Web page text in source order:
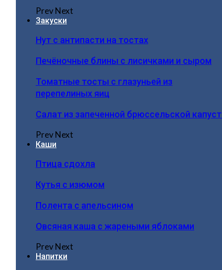
PrevNext
Закуски
Нут с антипасти на тостах
Печёночные блины с лисичками и сыром
Томатные тосты с глазуньей из
перепелиных яиц
Салат из запеченной брюссельской
PrevNext
Каши
Птица сдохла
Кутья с изюмом
Полента с апельсином
Овсяная каша с жареными яблоками
PrevNext
Напитки